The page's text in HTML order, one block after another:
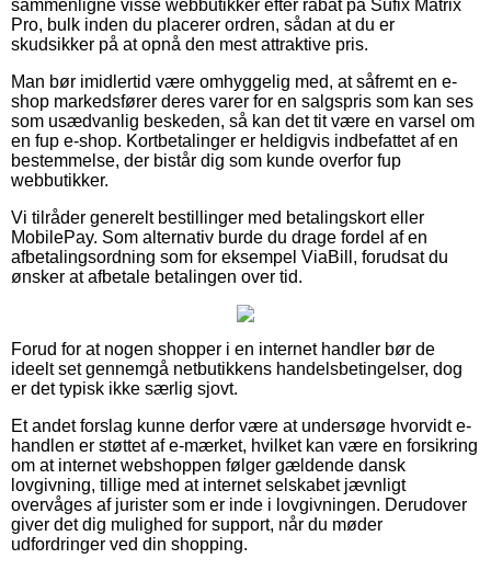
sammenligne visse webbutikker efter rabat på Sufix Matrix
Pro, bulk inden du placerer ordren, sådan at du er
skudsikker på at opnå den mest attraktive pris.
Man bør imidlertid være omhyggelig med, at såfremt en e-
shop markedsfører deres varer for en salgspris som kan ses
som usædvanlig beskeden, så kan det tit være en varsel om
en fup e-shop. Kortbetalinger er heldigvis indbefattet af en
bestemmelse, der bistår dig som kunde overfor fup
webbutikker.
Vi tilråder generelt bestillinger med betalingskort eller
MobilePay. Som alternativ burde du drage fordel af en
afbetalingsordning som for eksempel ViaBill, forudsat du
ønsker at afbetale betalingen over tid.
Forud for at nogen shopper i en internet handler bør de
ideelt set gennemgå netbutikkens handelsbetingelser, dog
er det typisk ikke særlig sjovt.
Et andet forslag kunne derfor være at undersøge hvorvidt e-
handlen er støttet af e-mærket, hvilket kan være en forsikring
om at internet webshoppen følger gældende dansk
lovgivning, tillige med at internet selskabet jævnligt
overvåges af jurister som er inde i lovgivningen. Derudover
giver det dig mulighed for support, når du møder
udfordringer ved din shopping.